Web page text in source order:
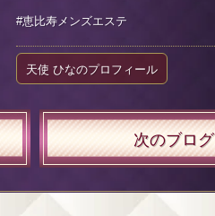
#恵比寿メンズエステ
天使 ひなのプロフィール
次のブログ